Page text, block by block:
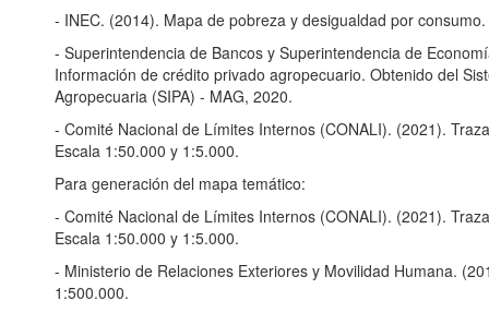
- INEC. (2014). Mapa de pobreza y desigualdad por consumo.
- Superintendencia de Bancos y Superintendencia de
Información de crédito privado agropecuario. Obtenido del
Agropecuaria (SIPA) - MAG, 2020.
- Comité Nacional de Límites Internos (CONALI). (2021).
Escala 1:50.000 y 1:5.000.
Para generación del mapa temático:
- Comité Nacional de Límites Internos (CONALI). (2021).
Escala 1:50.000 y 1:5.000.
- Ministerio de Relaciones Exteriores y Movilidad Humana.
1:500.000.